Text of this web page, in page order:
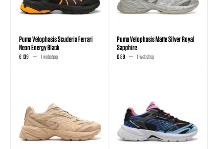
Puma Velophasis Scuderia Ferrari
Neon Energy Black
€ 139 1 webshop
Puma Velophasis Matte Silver Royal
Sapphire
€ 89 1 webshop